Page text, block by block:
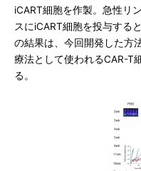
iCART細胞を作製。急性リ
スにiCART細胞を投与する
の結果は、今回開発した方
療法として使われるCAR-T
る。